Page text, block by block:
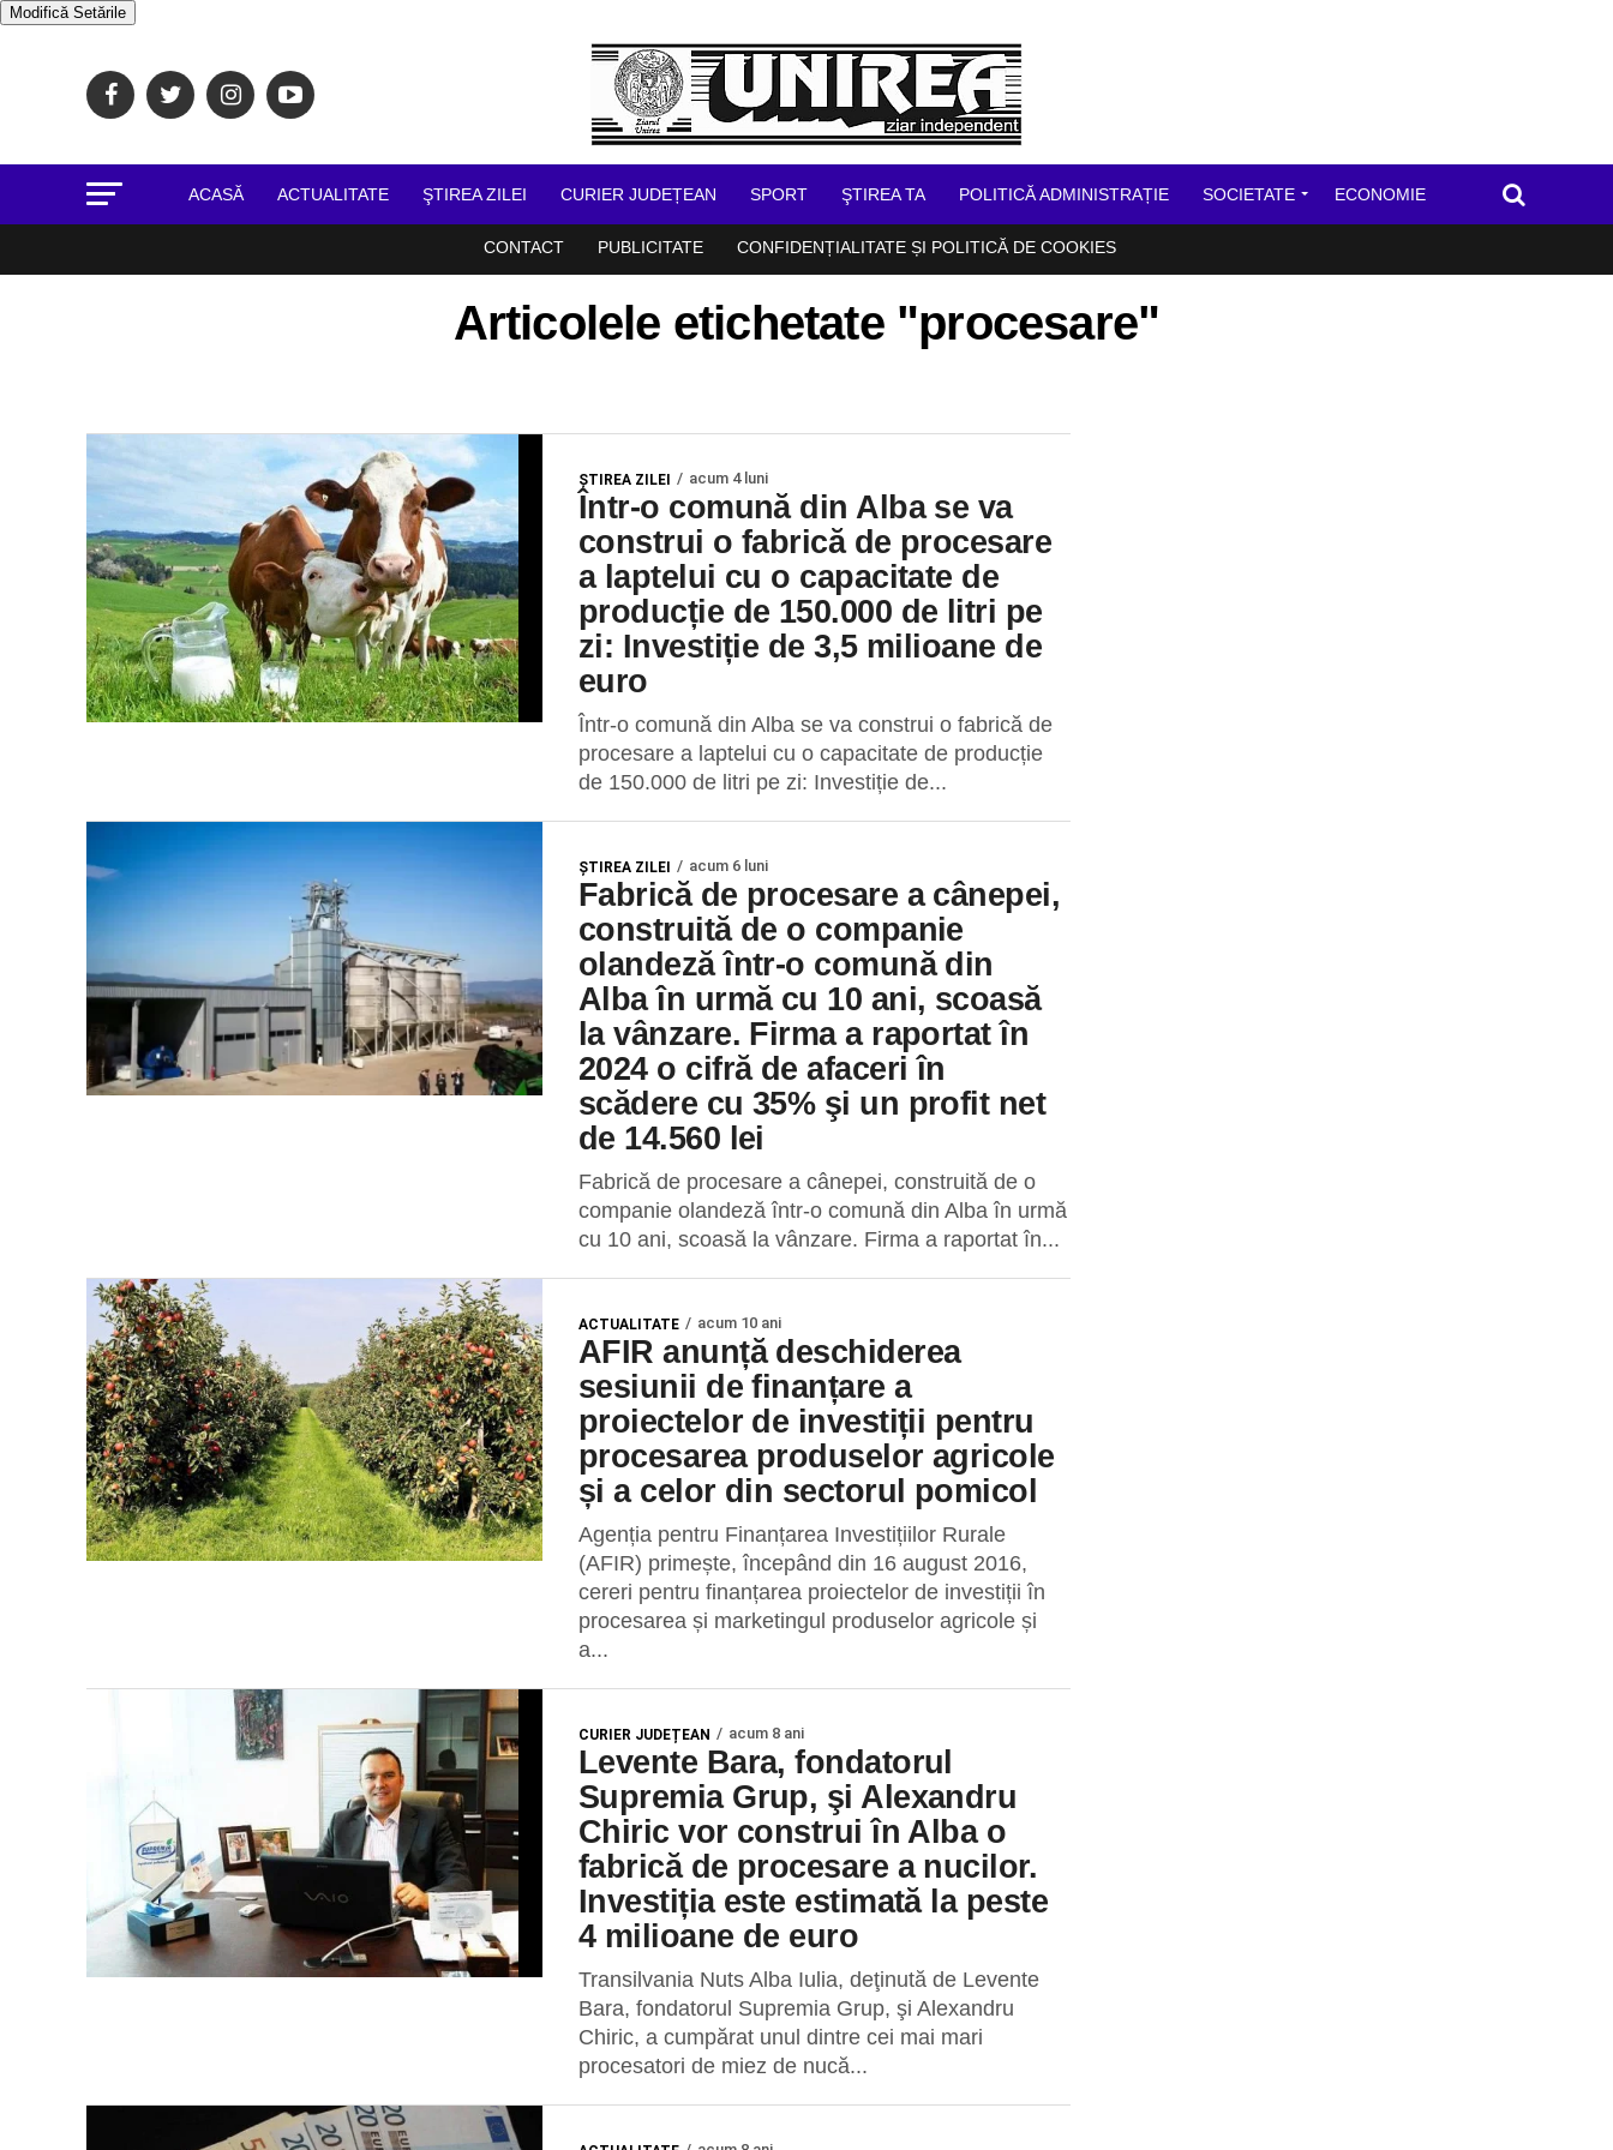
Modifică Setările
ACASĂ ACTUALITATE ŞTIREA ZILEI CURIER JUDEȚEAN SPORT ŞTIREA TA POLITICĂ ADMINISTRAȚIE SOCIETATE ECONOMIE
CONTACT PUBLICITATE CONFIDENȚIALITATE ȘI POLITICĂ DE COOKIES
Articolele etichetate "procesare"
ŞTIREA ZILEI acum 4 luni
Într-o comună din Alba se va
construi o fabrică de procesare
a laptelui cu o capacitate de
producție de 150.000 de litri pe
zi: Investiție de 3,5 milioane de
euro
Într-o comună din Alba se va construi o fabrică de
procesare a laptelui cu o capacitate de producție
de 150.000 de litri pe zi: Investiție de...
ŞTIREA ZILEI acum 6 luni
Fabrică de procesare a cânepei,
construită de o companie
olandeză într-o comună din
Alba în urmă cu 10 ani, scoasă
la vânzare. Firma a raportat în
2024 o cifră de afaceri în
scădere cu 35% şi un profit net
de 14.560 lei
Fabrică de procesare a cânepei, construită de o
companie olandeză într-o comună din Alba în urmă
cu 10 ani, scoasă la vânzare. Firma a raportat în...
ACTUALITATE acum 10 ani
AFIR anunță deschiderea
sesiunii de finanțare a
proiectelor de investiții pentru
procesarea produselor agricole
și a celor din sectorul pomicol
Agenția pentru Finanțarea Investițiilor Rurale
(AFIR) primește, începând din 16 august 2016,
cereri pentru finanțarea proiectelor de investiții în
procesarea și marketingul produselor agricole și
a...
CURIER JUDEȚEAN acum 8 ani
Levente Bara, fondatorul
Supremia Grup, şi Alexandru
Chiric vor construi în Alba o
fabrică de procesare a nucilor.
Investiția este estimată la peste
4 milioane de euro
Transilvania Nuts Alba Iulia, deţinută de Levente
Bara, fondatorul Supremia Grup, şi Alexandru
Chiric, a cumpărat unul dintre cei mai mari
procesatori de miez de nucă...